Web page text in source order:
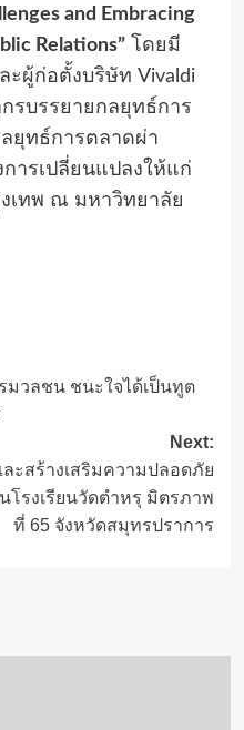
and Embracing
Relations”โดยมี
ะผู้ก่อตั้งบริษัท Vivaldi
กรบรรยายกลยุทธ์การ
ยุทธ์การตลาดผ่า
ารเปลี่ยนแปลงให้แก่
เทพ ณ มหาวิทยาลัย
มวลชน ชนะใจได้เป็นทูต
Next:
ะสร้างเสริมความปลอดภัย
รงเรียนวัดตำหรุ มิตรภาพ
ที่ 65 จังหวัดสมุทรปราการ